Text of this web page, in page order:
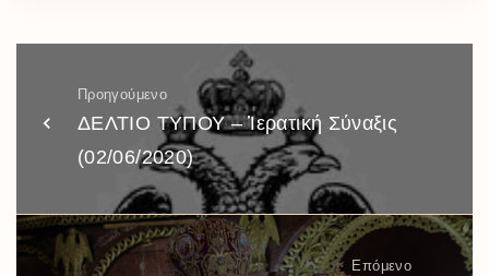
Προηγούμενο
ΔΕΛΤΙΟ ΤΥΠΟΥ – Ἱερατική Σύναξις
(02/06/2020)
Επόμενο